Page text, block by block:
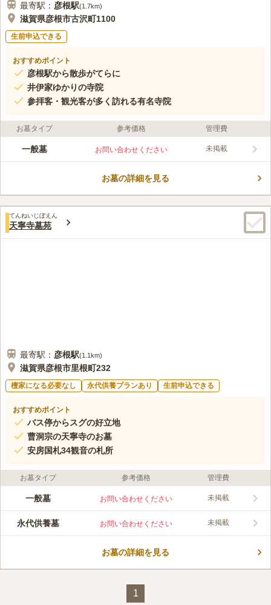
最寄駅： 彦根駅(1.7km)
滋賀県彦根市古沢町1100 ‎
生前申込できる
おすすめポイント
彦根駅から散歩がてらに
井伊家ゆかりの寺院
参拝客・観光客が多く訪れる有名寺院
お墓タイプ 参考価格 管理費
一般墓 お問い合わせください 未掲載
お墓の詳細を見る
てんねいじぼえん
天寧寺墓苑
最寄駅： 彦根駅(1.1km)
滋賀県彦根市里根町232
檀家になる必要なし 永代供養プランあり 生前申込できる
おすすめポイント
バス停からスグの好立地
曹洞宗の天寧寺のお墓
安房国札34観音の札所
お墓タイプ 参考価格 管理費
一般墓 お問い合わせください 未掲載
永代供養墓 お問い合わせください 未掲載
お墓の詳細を見る
1